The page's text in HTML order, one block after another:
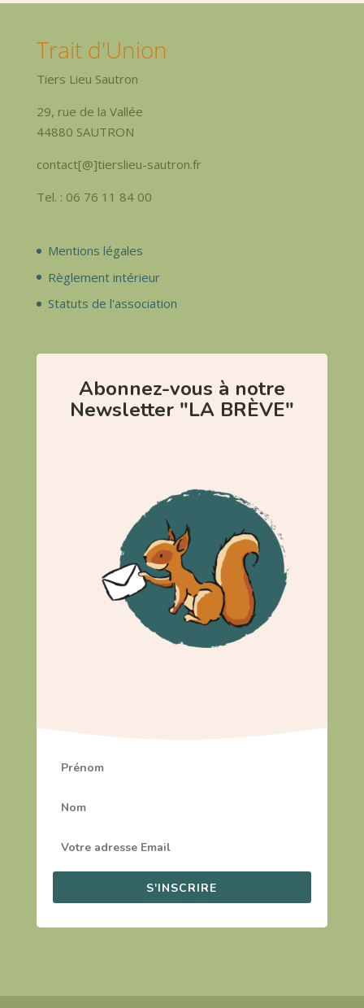
Trait d'Union
Tiers Lieu Sautron
29, rue de la Vallée
44880 SAUTRON
contact[@]tierslieu-sautron.fr
Tel. : 06 76 11 84 00
Mentions légales
Règlement intérieur
Statuts de l'association
Abonnez-vous à notre
Newsletter "LA BRÈVE"
S'INSCRIRE